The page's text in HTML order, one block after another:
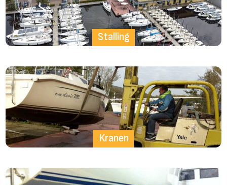
Stalling
Kranen